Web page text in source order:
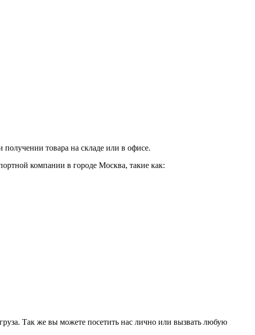
товара на складе или в офисе.
компании в городе Москва, такие как:
Так же вы можете посетить нас лично или вызвать любую